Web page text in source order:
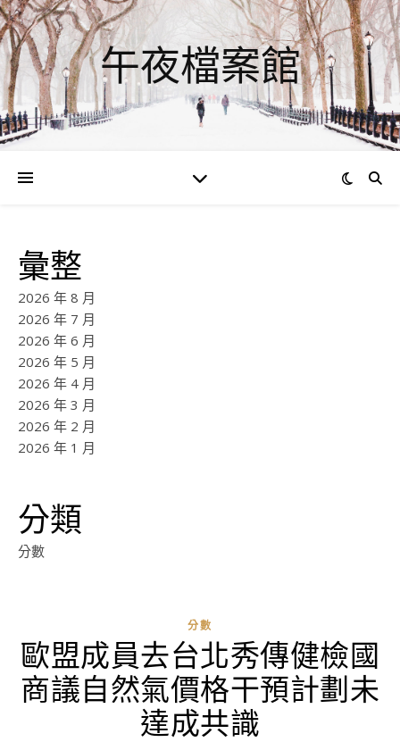
午夜檔案館
彙整
2026 年 8 月
2026 年 7 月
2026 年 6 月
2026 年 5 月
2026 年 4 月
2026 年 3 月
2026 年 2 月
2026 年 1 月
分類
分數
分數
歐盟成員去台北秀傳健檢國
商議自然氣價格干預計劃未
達成共識